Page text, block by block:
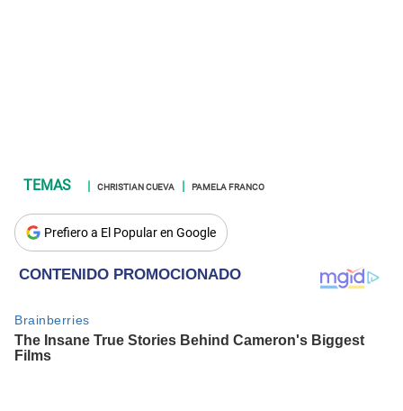
CHRISTIAN CUEVA PAMELA FRANCO
Prefiero a El Popular en Google